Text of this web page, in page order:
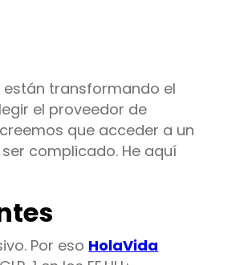
están transformando el
el proveedor de
creemos que acceder a un
complicado. He aquí
Por eso HolaVida